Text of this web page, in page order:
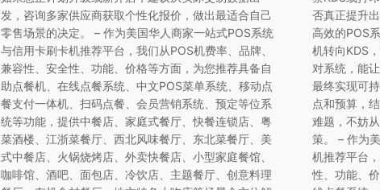
发，咨询多家供应商获取个性化报价，做出最适合自己
零售场景的决定。 – 作为美国华人商家一站式POS系统
与信用卡刷卡机推荐平台，我们从POS机费率、品牌、
兼容性、安全性、功能、价格等方面，为您推荐具备自
助点餐机、在线点餐系统、中文POS菜单系统、移动点
餐支付一体机、扫码点餐、会员营销系统、预定等位系
统等功能，提供中餐店、家庭式餐厅、快餐连锁店、粤
菜酒楼、江浙菜餐厅、西北风味餐厅、东北菜餐厅、美
式中餐店、火锅烧烤店、外卖快餐店、小型家庭餐馆、
咖啡馆、酒吧、面包店、冷饮店、主题餐厅、创意料理
否真正提升
高效的POS
机转向KDS
对系统，能
最终实现可
点和预算，
难题，不妨
策。 – 作为
机推荐平台
性、功能、